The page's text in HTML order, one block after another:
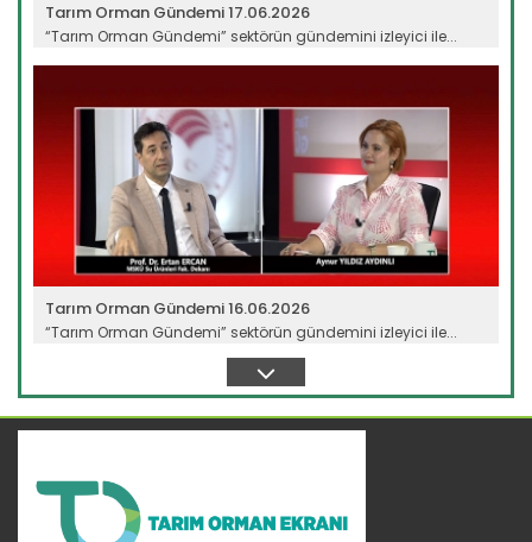
Tarım Orman Gündemi 17.06.2026
“Tarım Orman Gündemi” sektörün gündemini izleyici ile...
Devamını Oku ->
Tarım Orman Gündemi 16.06.2026
“Tarım Orman Gündemi” sektörün gündemini izleyici ile...